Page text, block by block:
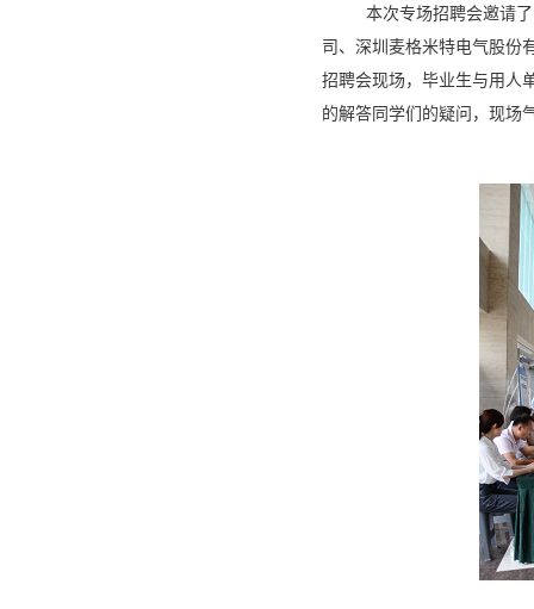
本次专场招聘会邀请
司 、深圳麦格米特电气股份
招聘会现场，毕业生与用人
的解答同学们的疑问，现场